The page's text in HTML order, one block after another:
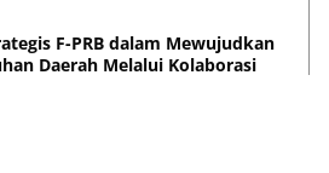
F-PRB dalam Mewujudkan
Daerah Melalui Kolaborasi